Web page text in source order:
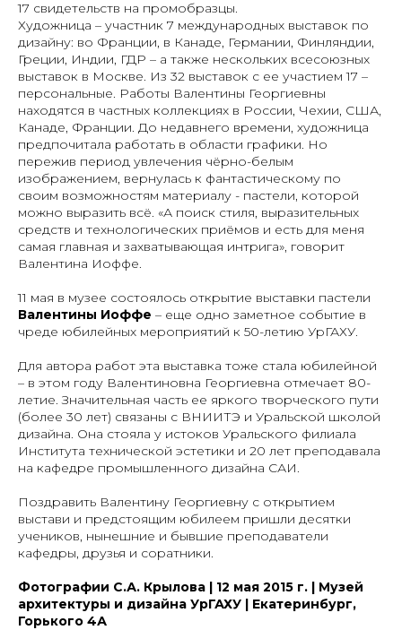
17 свидетельств на промобразцы.
Художница – участник 7 международных выставок по
дизайну: во Франции, в Канаде, Германии, Финляндии,
Греции, Индии, ГДР – а также нескольких всесоюзных
выставок в Москве. Из 32 выставок с ее участием 17 –
персональные. Работы Валентины Георгиевны
находятся в частных коллекциях в России, Чехии, США,
Канаде, Франции. До недавнего времени, художница
предпочитала работать в области графики. Но
пережив период увлечения чёрно-белым
изображением, вернулась к фантастическому по
своим возможностям материалу - пастели, которой
можно выразить всё. «А поиск стиля, выразительных
средств и технологических приёмов и есть для меня
самая главная и захватывающая интрига», говорит
Валентина Иоффе.
11 мая в музее состоялось открытие выставки пастели
Валентины Иоффе – еще одно заметное событие в
чреде юбилейных мероприятий к 50-летию УрГАХУ.
Для автора работ эта выставка тоже стала юбилейной
– в этом году Валентиновна Георгиевна отмечает 80-
летие. Значительная часть ее яркого творческого пути
(более 30 лет) связаны с ВНИИТЭ и Уральской школой
дизайна. Она стояла у истоков Уральского филиала
Института технической эстетики и 20 лет преподавала
на кафедре промышленного дизайна САИ.
Поздравить Валентину Георгиевну с открытием
выстави и предстоящим юбилеем пришли десятки
учеников, нынешние и бывшие преподаватели
кафедры, друзья и соратники.
Фотографии С.А. Крылова | 12 мая 2015 г. | Музей
архитектуры и дизайна УрГАХУ | Екатеринбург,
Горького 4А